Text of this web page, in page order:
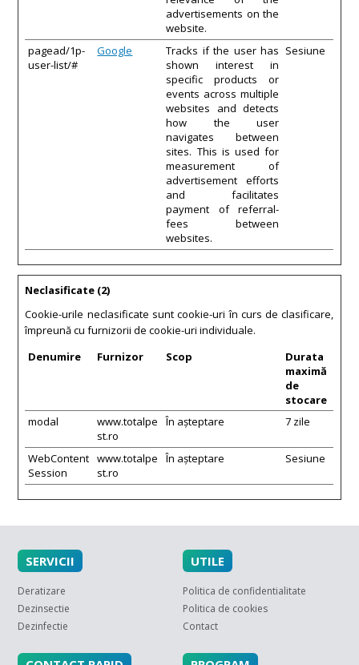
advertisements on the
website.
pagead/1p-
user-list/#
Google
Tracks if the user has
shown interest in
specific products or
events across multiple
websites and detects
how the user
navigates between
sites. This is used for
measurement of
advertisement efforts
and facilitates
payment of referral-
fees between
websites.
Sesiune
Neclasificate (2)
Cookie-urile neclasificate sunt cookie-uri în curs de clasificare,
împreună cu furnizorii de cookie-uri individuale.
Denumire
Furnizor Scop
Durata
maximă
de
stocare
modal
www.totalpe
st.ro
În așteptare 7 zile
WebContent
Session
www.totalpe
st.ro
În așteptare Sesiune
SERVICII
Deratizare
Dezinsectie
Dezinfectie
UTILE
Politica de confidentialitate
Politica de cookies
Contact